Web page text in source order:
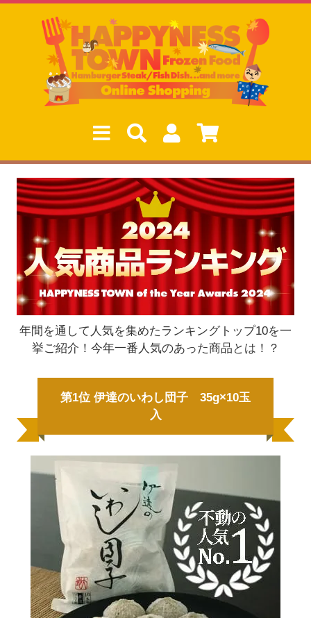
年間を通して人気を集めたランキングトップ10を一
挙ご紹介！今年一番人気のあった商品とは！？
第1位 伊達のいわし団子 35g×10玉
入